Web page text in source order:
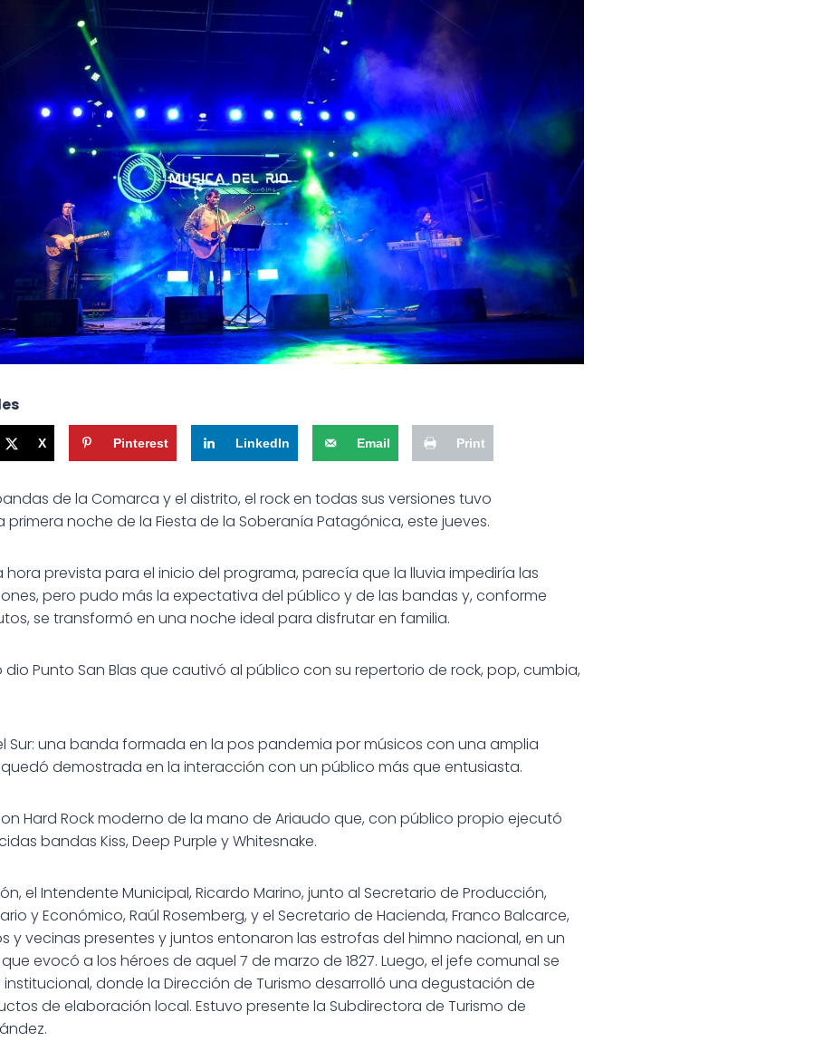
X Pinterest LinkedIn Email Print
de la Comarca y el distrito, el rock en todas sus versiones tuvo
noche de la Fiesta de la Soberanía Patagónica, este jueves.
hora prevista para el inicio del programa, parecía que la lluvia impediría las
pero pudo más la expectativa del público y de las bandas y, conforme
se transformó en una noche ideal para disfrutar en familia.
dio Punto San Blas que cautivó al público con su repertorio de rock, pop, cumbia,
Sur: una banda formada en la pos pandemia por músicos con una amplia
demostrada en la interacción con un público más que entusiasta.
Hard Rock moderno de la mano de Ariaudo que, con público propio ejecutó
bandas Kiss, Deep Purple y Whitesnake.
el Intendente Municipal, Ricardo Marino, junto al Secretario de Producción,
y Económico, Raúl Rosemberg, y el Secretario de Hacienda, Franco Balcarce,
y vecinas presentes y juntos entonaron las estrofas del himno nacional, en un
evocó a los héroes de aquel 7 de marzo de 1827. Luego, el jefe comunal se
donde la Dirección de Turismo desarrolló una degustación de
de elaboración local. Estuvo presente la Subdirectora de Turismo de